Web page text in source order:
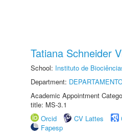
Tatiana Schneider
School: Instituto de
Department:
Academic Appointment
title: MS-3.1
Orcid
CV Lattes
Fapesp